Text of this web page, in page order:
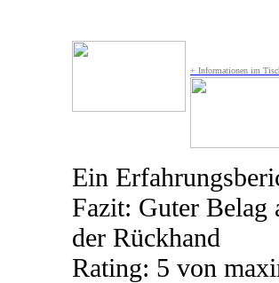
+ Informationen im
Ein
Fazit: Guter Belag
der Rückhand
Rating: 5 von